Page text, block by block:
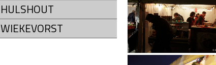
HULSHOUT
WIEKEVORST